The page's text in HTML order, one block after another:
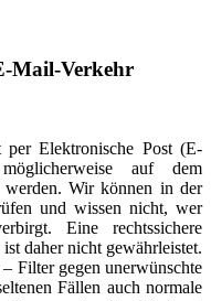
Mail-Verkehr
per Elektronische Post (E-
auf dem
werden. Wir können in der
und wissen nicht, wer
Eine rechtssichere
daher nicht gewährleistet.
Filter gegen unerwünschte
Fällen auch normale